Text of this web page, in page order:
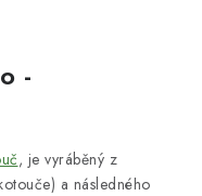
-
, je vyráběný z
a následného